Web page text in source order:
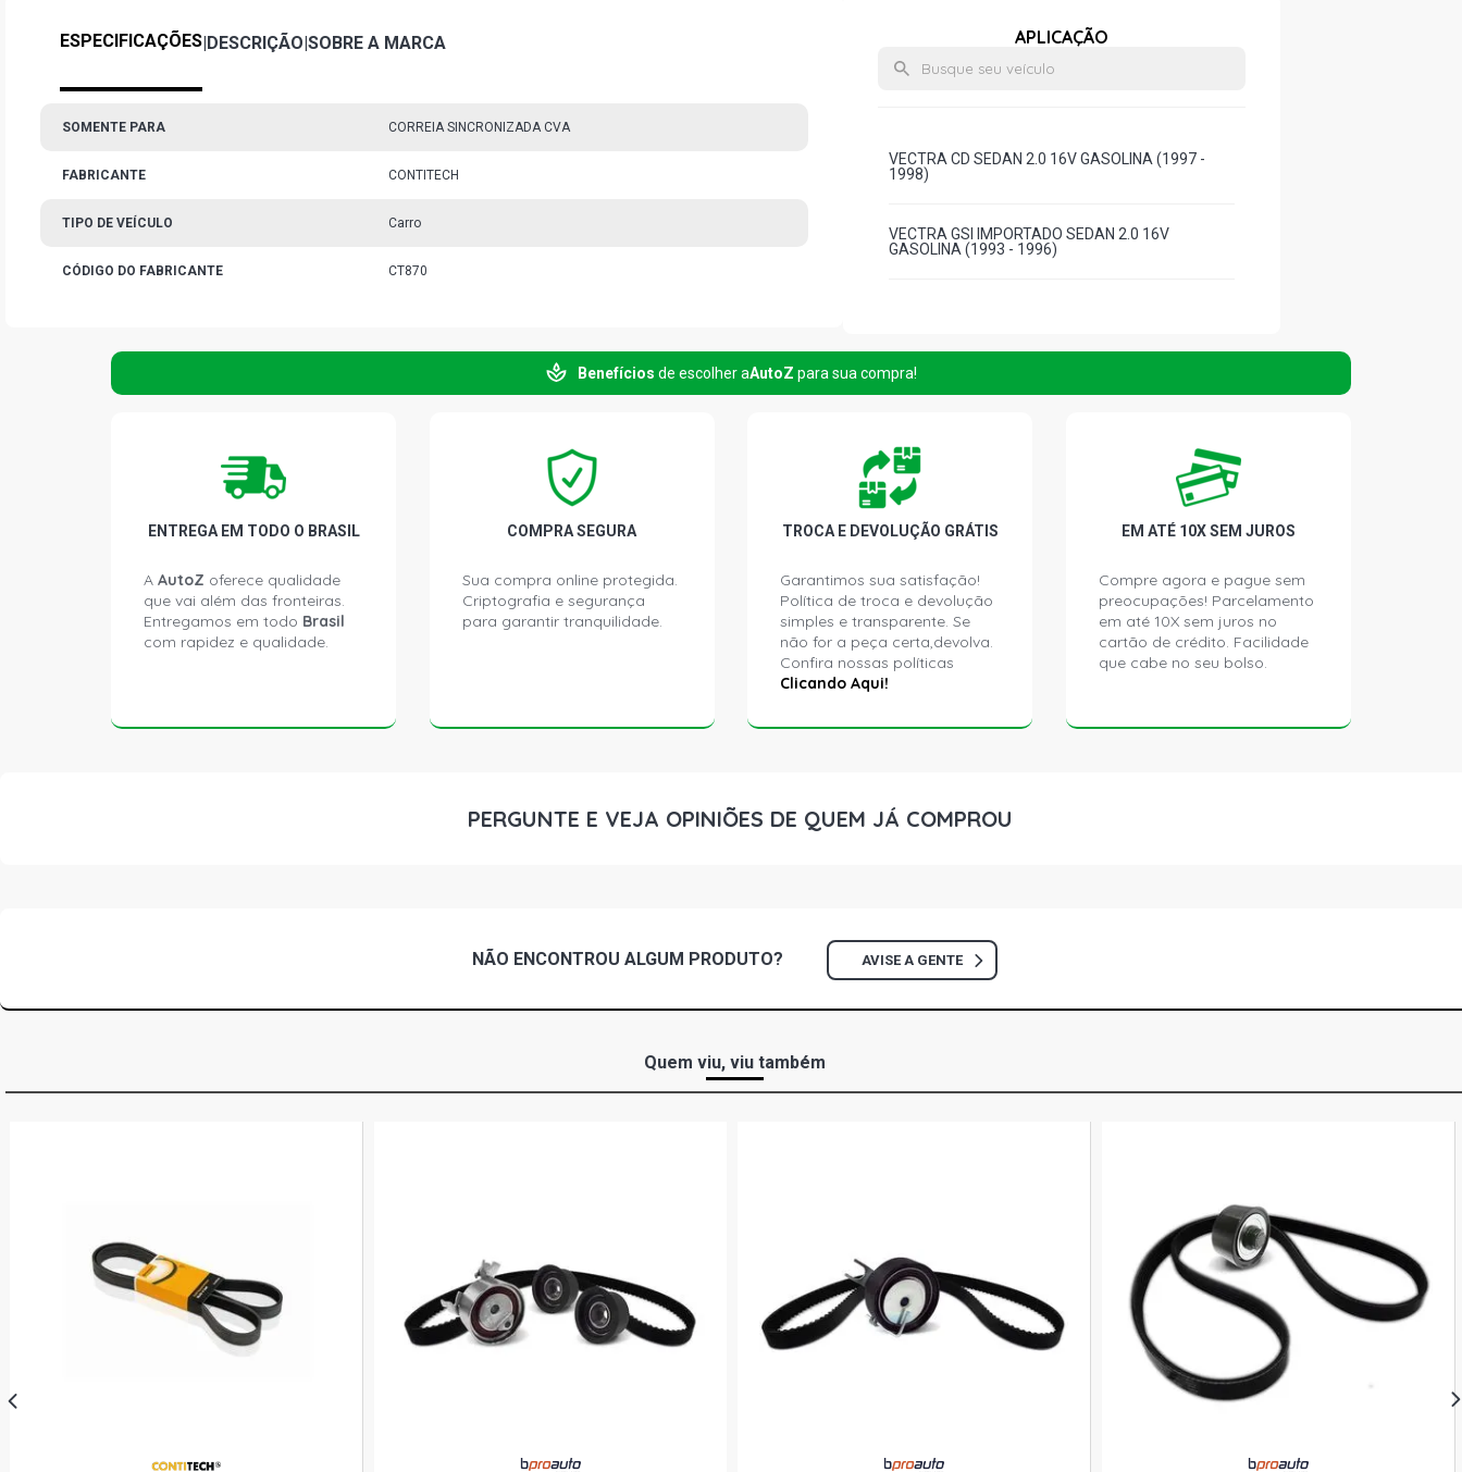
ESPECIFICAÇÕES|DESCRIÇÃO|SOBRE A MARCA
SOMENTE PARA CORREIA SINCRONIZADA CVA
FABRICANTE CONTITECH
TIPO DE VEÍCULO Carro
CÓDIGO DO FABRICANTE CT870
APLICAÇÃO
VECTRA CD SEDAN 2.0 16V GASOLINA (1997 -
1998)
VECTRA GSI IMPORTADO SEDAN 2.0 16V
GASOLINA (1993 - 1996)
Benefícios de escolher aAutoZ para sua compra!
ENTREGA EM TODO O BRASIL
A AutoZ oferece qualidade
que vai além das fronteiras.
Entregamos em todo Brasil
com rapidez e qualidade.
COMPRA SEGURA
Sua compra online protegida.
Criptografia e segurança
para garantir tranquilidade.
TROCA E DEVOLUÇÃO GRÁTIS
Garantimos sua satisfação!
Política de troca e devolução
simples e transparente. Se
não for a peça certa,devolva.
Confira nossas políticas
Clicando Aqui!
EM ATÉ 10X SEM JUROS
Compre agora e pague sem
preocupações! Parcelamento
em até 10X sem juros no
cartão de crédito. Facilidade
que cabe no seu bolso.
PERGUNTE E VEJA OPINIÕES DE QUEM JÁ COMPROU
NÃO ENCONTROU ALGUM PRODUTO? AVISE A GENTE
Quem viu, viu também